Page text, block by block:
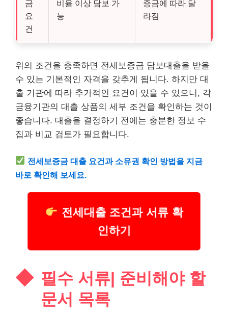
금
요
건
비율 이상 담보 가
능
증금에 따라 달
라짐
위의 조건을 충족하면 전세보증금 담보대출을 받을
수 있는 기본적인 자격을 갖추게 됩니다. 하지만 대
출 기관에 따라 추가적인 요건이 있을 수 있으니, 각
금융기관의 대출 상품의 세부 조건을 확인하는 것이
좋습니다. 대출을 결정하기 전에는 충분한 정보 수
집과 비교 검토가 필요합니다.
전세보증금 대출 요건과 소유권 확인 방법을 지금
바로 확인해 보세요.
전세대출 조건과 서류 확
인하기
필수 서류| 준비해야 할
문서 목록